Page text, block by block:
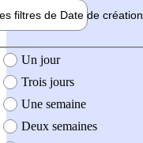
filtres de Date de création
création de l'offre
Un jour
Trois jours
Une semaine
Deux semaines